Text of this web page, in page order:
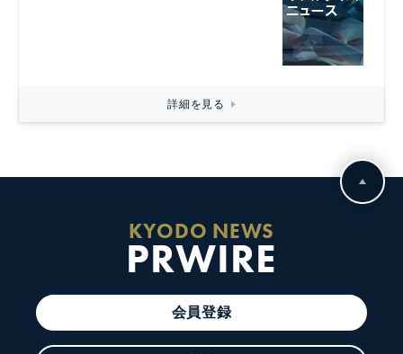
詳細を見る
KYODO NEWS
PRWIRE
会員登録